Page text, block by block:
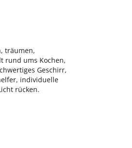
träumen,
rund ums Kochen,
Geschirr,
individuelle
rücken.